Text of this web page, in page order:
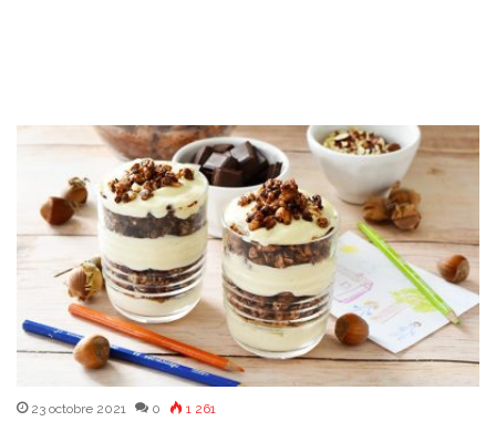
23 octobre 2021 0 1 261